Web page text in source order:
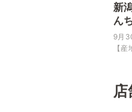
新
ん
9月
【
店